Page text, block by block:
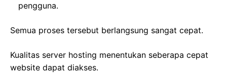
pengguna.
Semua proses tersebut berlangsung sangat cepat.
Kualitas server hosting menentukan seberapa cepat
website dapat diakses.